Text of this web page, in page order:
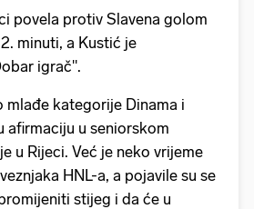
povela protiv Slavena golom
minuti, a Kustić je
igrač".
mlađe kategorije Dinama i
afirmaciju u seniorskom
u Rijeci. Već je neko vrijeme
HNL-a, a pojavile su se
stijeg i da će u